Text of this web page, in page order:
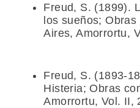
Freud, S. (1899).
los sueños; Obras
Aires, Amorrortu,
Freud, S. (1893-
Histeria; Obras
Amorrortu, Vol. II,